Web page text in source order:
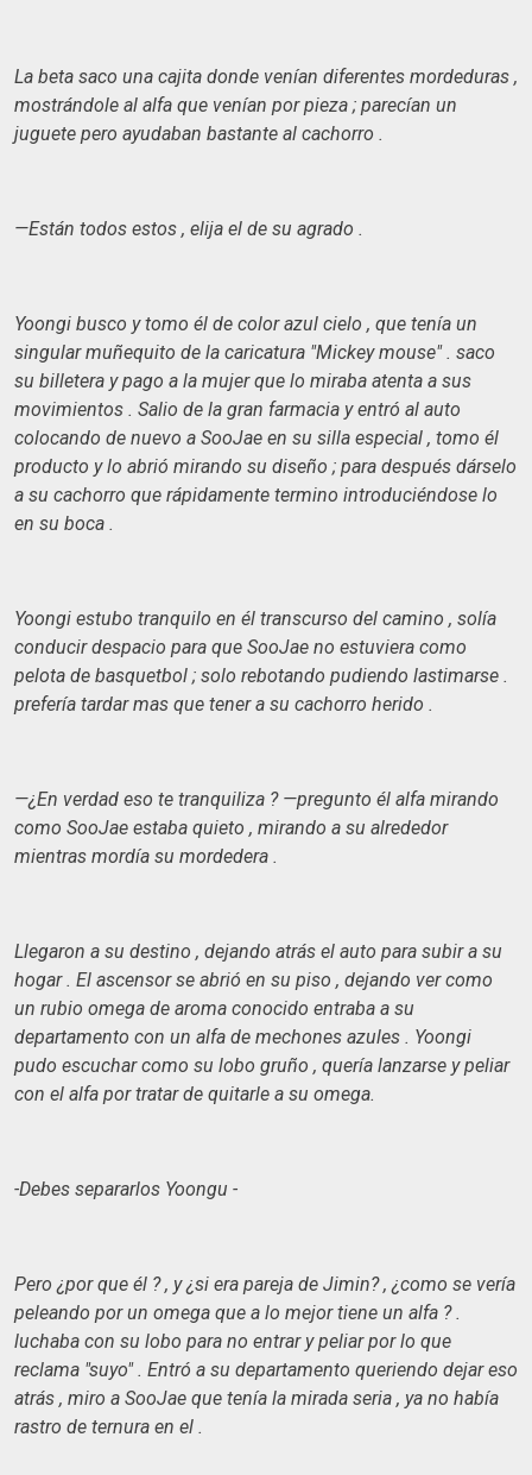
La beta saco una cajita donde venían diferentes mordeduras ,
mostrándole al alfa que venían por pieza ; parecían un
juguete pero ayudaban bastante al cachorro .
—Están todos estos , elija el de su agrado .
Yoongi busco y tomo él de color azul cielo , que tenía un
singular muñequito de la caricatura "Mickey mouse" . saco
su billetera y pago a la mujer que lo miraba atenta a sus
movimientos . Salio de la gran farmacia y entró al auto
colocando de nuevo a SooJae en su silla especial , tomo él
producto y lo abrió mirando su diseño ; para después dárselo
a su cachorro que rápidamente termino introduciéndose lo
en su boca .
Yoongi estubo tranquilo en él transcurso del camino , solía
conducir despacio para que SooJae no estuviera como
pelota de basquetbol ; solo rebotando pudiendo lastimarse .
prefería tardar mas que tener a su cachorro herido .
—¿En verdad eso te tranquiliza ? —pregunto él alfa mirando
como SooJae estaba quieto , mirando a su alrededor
mientras mordía su mordedera .
Llegaron a su destino , dejando atrás el auto para subir a su
hogar . El ascensor se abrió en su piso , dejando ver como
un rubio omega de aroma conocido entraba a su
departamento con un alfa de mechones azules . Yoongi
pudo escuchar como su lobo gruño , quería lanzarse y peliar
con el alfa por tratar de quitarle a su omega.
-Debes separarlos Yoongu -
Pero ¿por que él ? , y ¿si era pareja de Jimin? , ¿como se vería
peleando por un omega que a lo mejor tiene un alfa ? .
luchaba con su lobo para no entrar y peliar por lo que
reclama "suyo" . Entró a su departamento queriendo dejar eso
atrás , miro a SooJae que tenía la mirada seria , ya no había
rastro de ternura en el .